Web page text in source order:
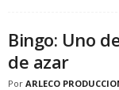
Bingo: Uno
de azar
Por ARLECO